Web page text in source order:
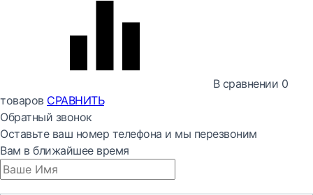
В сравнении 0
товаров СРАВНИТЬ
Обратный звонок
Оставьте ваш номер телефона и мы перезвоним
Вам в ближайшее время